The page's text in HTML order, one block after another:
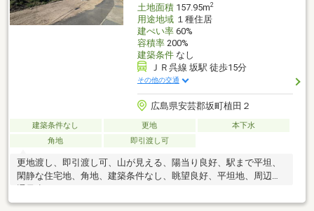
土地面積157.95m2
用途地域１種住居
建ぺい率60%
容積率200%
建築条件なし
ＪＲ呉線 坂駅 徒歩15分
その他の交通
広島県安芸郡坂町植田２
建築条件なし 更地
本下水
角地
即引渡し可
更地渡し、即引渡し可、山が見える、陽当り良好、駅まで平坦、
閑静な住宅地、角地、建築条件なし、眺望良好、平坦地、周辺交